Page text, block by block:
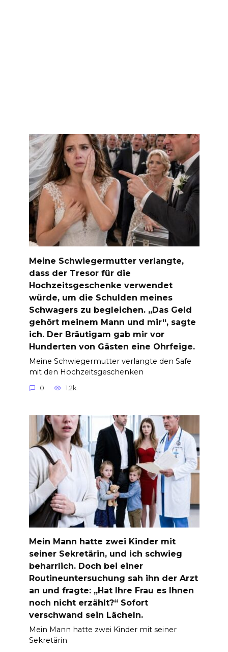
Meine Schwiegermutter verlangte,
dass der Tresor für die
Hochzeitsgeschenke verwendet
würde, um die Schulden meines
Schwagers zu begleichen. „Das Geld
gehört meinem Mann und mir“, sagte
ich. Der Bräutigam gab mir vor
Hunderten von Gästen eine Ohrfeige.
Meine Schwiegermutter verlangte den Safe
mit den Hochzeitsgeschenken
0 1.2k.
Mein Mann hatte zwei Kinder mit
seiner Sekretärin, und ich schwieg
beharrlich. Doch bei einer
Routineuntersuchung sah ihn der Arzt
an und fragte: „Hat Ihre Frau es Ihnen
noch nicht erzählt?“ Sofort
verschwand sein Lächeln.
Mein Mann hatte zwei Kinder mit seiner
Sekretärin